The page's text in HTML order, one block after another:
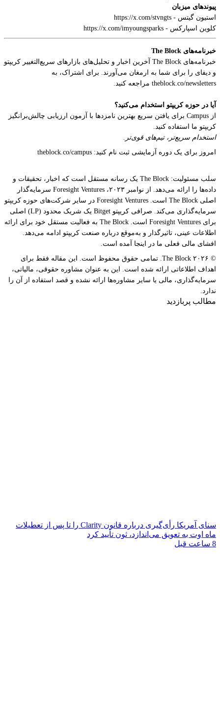
پیوندهای میزبان
استیون گیتس - https://x.com/stvngts
کلوین اسپارکس - https://x.com/imyoungsparks
خبرنامه‌های The Block
خبرنامه‌های The Block آخرین اخبار و تحلیل‌های بازارهای سریع‌التغییر کریپتو
و دیفای را برای شما به ارمغان می‌آورند. برای اشتراک، به
theblock.co/newsletters مراجعه کنید.
آیا در حوزه کریپتو استخدام می‌کنید؟
از Campus برای یافتن سریع بهترین نامزدها با آزمون ارزیابی چالش‌برانگیز
کریپتو ما استفاده کنید.
استخدام سریع‌تر، تیم‌های قوی‌تر.
امروز برای یک دوره آزمایشی ثبت نام کنید: theblock.co/campus
سلب مسئولیت: The Block یک رسانه مستقل است که اخبار، تحقیقات و
داده‌ها را ارائه می‌دهد. از نوامبر ۲۰۲۳، Foresight Ventures سرمایه‌گذار
اصلی The Block است. Foresight Ventures در سایر شرکت‌های حوزه کریپتو
سرمایه‌گذاری می‌کند. صرافی کریپتو Bitget یک شریک محدود (LP) اصلی
برای Foresight Ventures است. The Block به فعالیت مستقل خود برای ارائه
اطلاعات عینی، تاثیرگذار و به‌موقع درباره صنعت کریپتو ادامه می‌دهد.
افشای مالی فعلی ما در اینجا آمده است.
© ۲۰۲۶ The Block. تمامی حقوق محفوظ است. این مقاله فقط برای
اهداف اطلاعاتی ارائه شده است. این به عنوان مشاوره حقوقی، مالیاتی،
سرمایه‌گذاری، مالی یا سایر مشاوره‌ها ارائه نشده و قصد استفاده از آن را
ندارد.
مطالب پربازدید
سنای آمریکا رأی‌گیری درباره قانون Clarity را تا پس از تعطیلات
ماه اوت به تعویق می‌اندازد، ثون تأیید کرد
8 ساعت قبل